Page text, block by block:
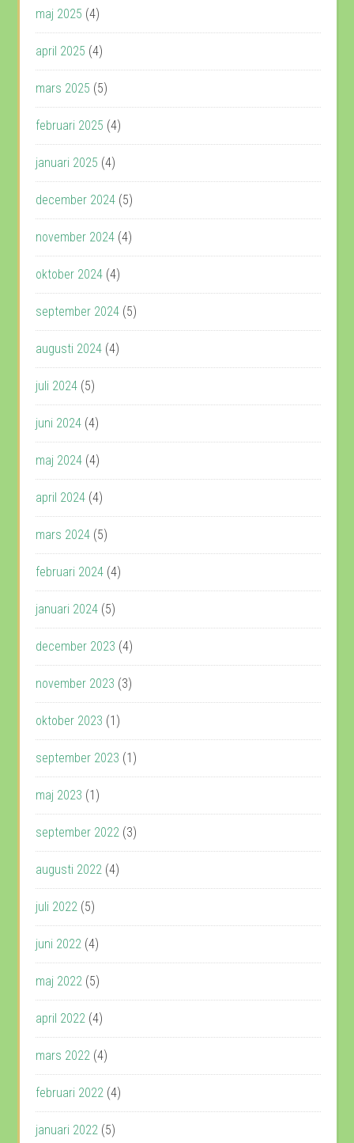
maj 2025 (4)
april 2025 (4)
mars 2025 (5)
februari 2025 (4)
januari 2025 (4)
december 2024 (5)
november 2024 (4)
oktober 2024 (4)
september 2024 (5)
augusti 2024 (4)
juli 2024 (5)
juni 2024 (4)
maj 2024 (4)
april 2024 (4)
mars 2024 (5)
februari 2024 (4)
januari 2024 (5)
december 2023 (4)
november 2023 (3)
oktober 2023 (1)
september 2023 (1)
maj 2023 (1)
september 2022 (3)
augusti 2022 (4)
juli 2022 (5)
juni 2022 (4)
maj 2022 (5)
april 2022 (4)
mars 2022 (4)
februari 2022 (4)
januari 2022 (5)